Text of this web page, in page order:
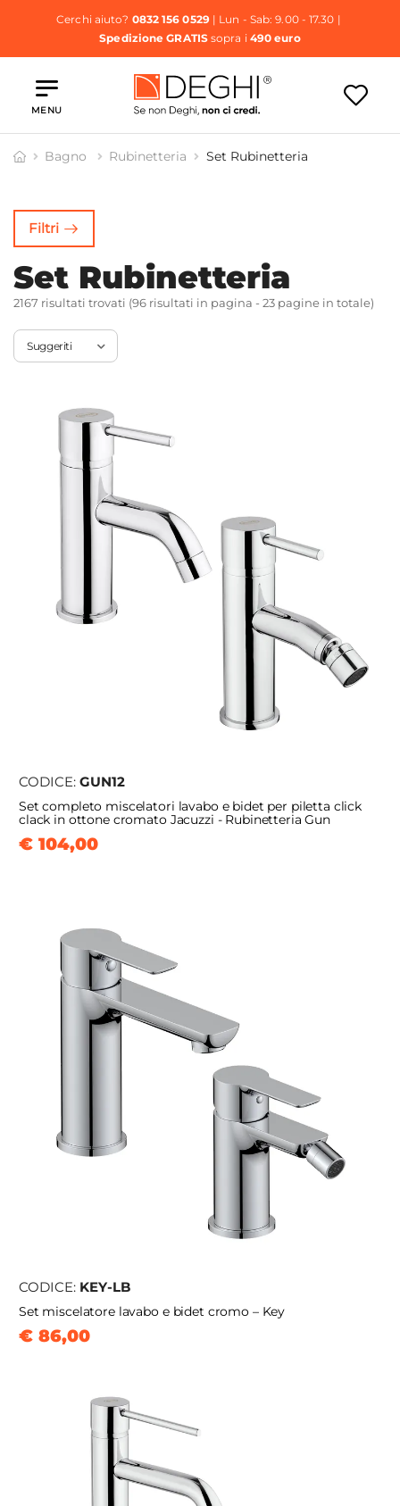
Cerchi aiuto? 0832 156 0529| Lun - Sab: 9.00 - 17.30 |
Spedizione GRATISsopra i 490 euro
MENU
Bagno Rubinetteria Set Rubinetteria
Filtri
Set Rubinetteria
2167 risultati trovati (96 risultati in pagina - 23 pagine in totale)
CODICE: GUN12
Set completo miscelatori lavabo e bidet per piletta click
clack in ottone cromato Jacuzzi - Rubinetteria Gun
€ 104,00
CODICE: KEY-LB
Set miscelatore lavabo e bidet cromo – Key
€ 86,00